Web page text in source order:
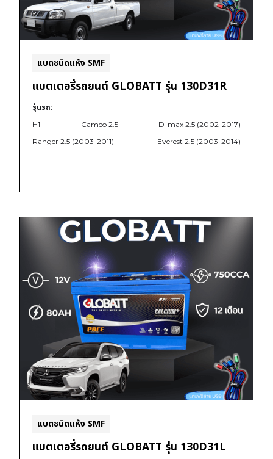
แบตชนิดแห้ง SMF
แบตเตอรี่รถยนต์ GLOBATT รุ่น 130D31R
รุ่นรถ:
H1 Cameo 2.5
D-max 2.5 (2002-2017)
Ranger 2.5 (2003-2011)
Everest 2.5 (2003-2014)
แบตชนิดแห้ง SMF
แบตเตอรี่รถยนต์ GLOBATT รุ่น 130D31L